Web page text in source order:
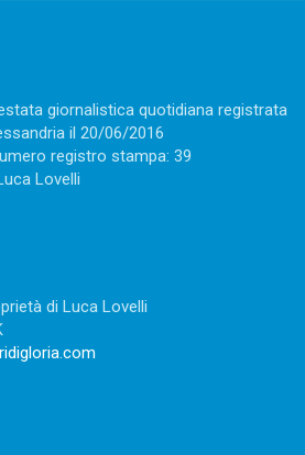
giornalistica quotidiana registrata
il 20/06/2016
registro stampa: 39
Lovelli
di Luca Lovelli